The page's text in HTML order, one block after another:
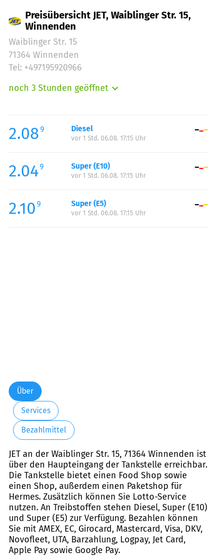
Preisübersicht JET, Waiblinger Str. 15,
Winnenden
Waiblinger Str. 15
71364 Winnenden
Tel: +497195920966
noch 3 Stunden geöffnet
Mittwoch:
05:00-24:00
Donnerstag:
Samstag:
00:00-24:00
Sonntag:
2.08 9 Diesel
vor 1 Std. 06.08. 17:15 Uhr
2.049 Super (E10)
vor 1 Std. 06.08. 17:15 Uhr
2.10 9 Super (E5)
vor 1 Std. 06.08. 17:15 Uhr
Über
Services
Bezahlmittel
JET an der Waiblinger Str. 15, 71364 Winnenden ist
über den Haupteingang der Tankstelle erreichbar.
Die Tankstelle bietet einen Food Shop sowie
einen Shop, außerdem einen Paketshop für
Hermes. Zusätzlich können Sie Lotto-Service
nutzen. An Treibstoffen stehen Diesel, Super (E10)
und Super (E5) zur Verfügung. Bezahlen können
Sie mit AMEX, EC, Girocard, Mastercard, Visa, DKV,
Novofleet, UTA, Barzahlung, Logpay, Jet Card,
Apple Pay sowie Google Pay.